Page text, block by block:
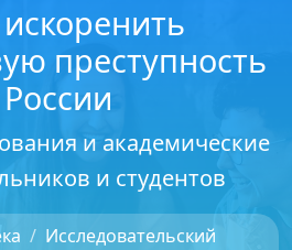
преступность
и академические
и студентов
Исследовательский